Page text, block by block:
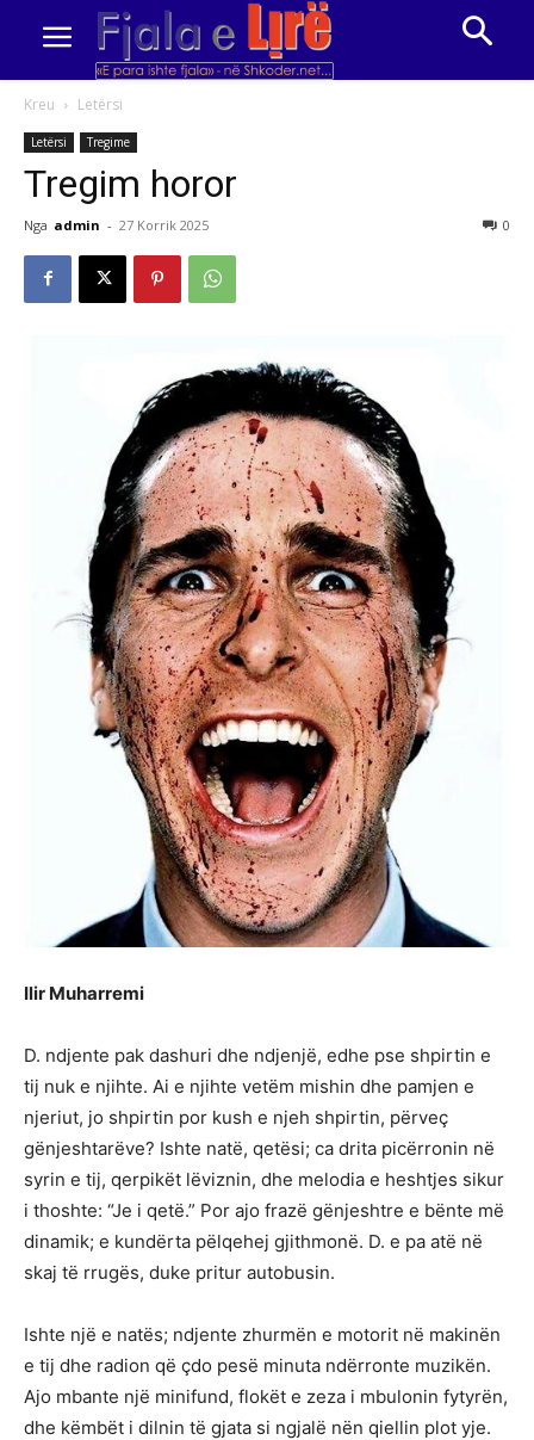
Kreu Letërsi
Letërsi Tregime
Tregim horor
Nga admin - 27 Korrik 2025 0
Ilir Muharremi
D. ndjente pak dashuri dhe ndjenjë, edhe pse shpirtin e
tij nuk e njihte. Ai e njihte vetëm mishin dhe pamjen e
njeriut, jo shpirtin por kush e njeh shpirtin, përveç
gënjeshtarëve? Ishte natë, qetësi; ca drita picërronin në
syrin e tij, qerpikët lëviznin, dhe melodia e heshtjes sikur
i thoshte: “Je i qetë.” Por ajo frazë gënjeshtre e bënte më
dinamik; e kundërta pëlqehej gjithmonë. D. e pa atë në
skaj të rrugës, duke pritur autobusin.
Ishte një e natës; ndjente zhurmën e motorit në makinën
e tij dhe radion që çdo pesë minuta ndërronte muzikën.
Ajo mbante një minifund, flokët e zeza i mbulonin fytyrën,
dhe këmbët i dilnin të gjata si ngjalë nën qiellin plot yje.